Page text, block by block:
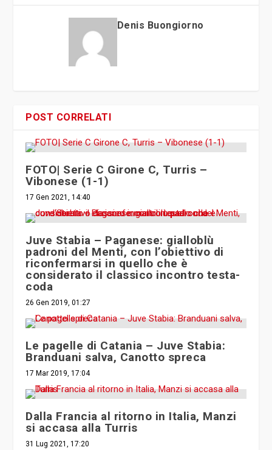
Denis Buongiorno
POST CORRELATI
FOTO| Serie C Girone C, Turris –
Vibonese (1-1)
17 Gen 2021, 14:40
Juve Stabia – Paganese: gialloblù
padroni del Menti, con l’obiettivo di
riconfermarsi in quello che è
considerato il classico incontro testa-
coda
26 Gen 2019, 01:27
Le pagelle di Catania – Juve Stabia:
Branduani salva, Canotto spreca
17 Mar 2019, 17:04
Dalla Francia al ritorno in Italia, Manzi
si accasa alla Turris
31 Lug 2021, 17:20